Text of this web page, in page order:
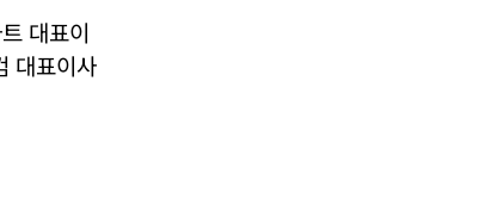
대표이
대표이사